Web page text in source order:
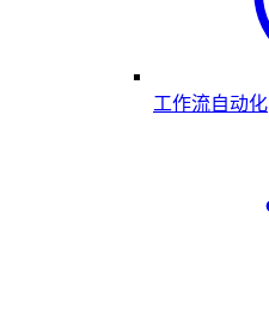
工作流自动化